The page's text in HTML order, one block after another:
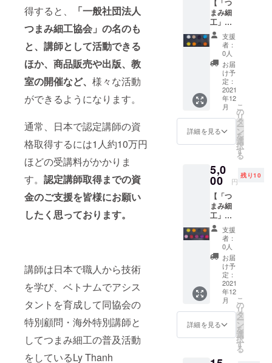
得すると、
「一般社団法人
つまみ細工協会」の名のも
と、 講師として活動できる
ほか、 商品販売や出版、教
室の開催など、 様々な活動
ができるようになります。
通常、日本で認定講師の資
格取得するには1人約10万円
ほどの受講料がかかりま
す。 認定講師取得までの資
金のご支援を皆様にお願い
したく思っております。
講師は日本で職人から技術
を学び、ベトナムでアシス
タントを育成して同協会の
特別顧問・海外特別講師と
してつまみ細工の普及活動
をしているLy Thanh
いただ
いた方
のお名
前のみ
担当講
師と共
有させ
ていた
だきま
す。 ※
受講希
望日の1
週間前
までに
キット
会社
punica
よりご
自宅に
お送り
しま
す。 ※
キット
の色柄
はお選
びいた
だけま
せん。
写真は
イメー
ジで
す。 ※
ピン
セット
ド、の
※つまみ
細工は
でんぷ
んのり
を使用
してい
るた
め、水
に弱い
商品に
なって
め、色
合いや
デザイ
ンが若
干異な
る場合
がござ
いま
す。 ※
サイズ
は測り
方によ
が出る
場合が
※つまみ
細工は
でんぷ
んのり
を使用
してい
るた
め、水
に弱い
商品に
なって
いま
す。
31mm
）正絹
羽二重
全体サ
イズ 縦
36mm×
横約
45mm
金具
チタン
ポスト
シーク
リ塩化
ビニル
料込み
※手作り
のた
め、色
合いや
デザイ
ンが若
干異な
る場合
がござ
いま
す。 ※
サイズ
は測り
方によ
が出る
場合が
イヤリ
ングを
お選び
いただ
けま
す。 写
真は1個
です
が、2個
ペアで
お届け
しま
す。
〈ピア
まみ細
工（直
31mm
）正絹
羽二重
全体サ
イズ 縦
36mm×
横約
45mm
金具
チタン
ポスト
シーク
リ塩化
ビニル
フック
（カフ
ス）。
ヘアア
レンジ
後、L字
型の
フック
をゴム
に差し
込むだ
けで華
やかさ
を添え
ンパー
ルをあ
しら
い、浴
衣や着
物だけ
でな
く、普
段の装
いにも
ぴった
りのデ
ザイン
に。 デ
ザイン
は変わ
りませ
まみ細
工」オ
ンライ
ン講
座 バ
オロク
シルク
で作る
wayク
リッ
プ〜伝
統のり
製法】
「一般
社団法
み細工
協会」
認定講
師によ
る「つ
まみ細
工」オ
ンライ
ン講座
にご参
加いた
だけま
す。 ベ
トナム
の国賓
に贈ら
れるア
支援
者：
0人
お届
け予
定：
2021
年12
月
詳細を見る
こ
の
リ
タ
ー
ン
を
選
択
す
る
5,0
00 円
残り10
【「つ
まみ細
工」オ
ンライ
ン講
座 バ
オロク
シルク
で作る
2wayク
リッ
プ〜ボ
ンド製
法】
「一般
社団法
支援
者：
0人
お届
け予
定：
2021
年12
月
詳細を見る
こ
の
リ
タ
ー
ン
を
選
択
す
る